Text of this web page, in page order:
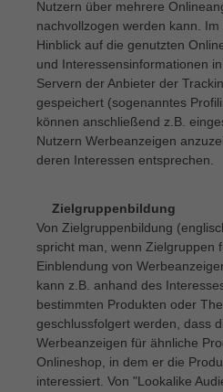
Nutzern über mehrere
nachvollzogen werden kann.
Hinblick auf die genutzten
und Interessensinformationen
Servern der Anbieter der
gespeichert (sogenanntes
können anschließend z.B.
Nutzern Werbeanzeigen
deren Interessen entsprechen.
Zielgruppenbildung
Von Zielgruppenbildung
spricht man, wenn Zielgruppen
Einblendung von
kann z.B. anhand des
bestimmten Produkten oder
geschlussfolgert werden, dass
Werbeanzeigen für ähnliche
Onlineshop, in dem er die
interessiert. Von "Lookalike